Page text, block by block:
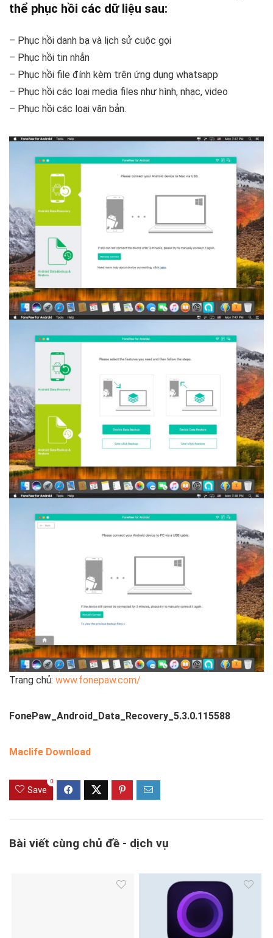
thể phục hồi các dữ liệu sau:
– Phục hồi danh bạ và lịch sử cuộc gọi
– Phục hồi tin nhắn
– Phục hồi file đính kèm trên ứng dụng whatsapp
– Phục hồi các loại media files như hình, nhạc, video
– Phục hồi các loại văn bản.
Trang chủ: www.fonepaw.com/
FonePaw_Android_Data_Recovery_5.3.0.115588
Maclife Download
Save
0
Bài viết cùng chủ đề - dịch vụ